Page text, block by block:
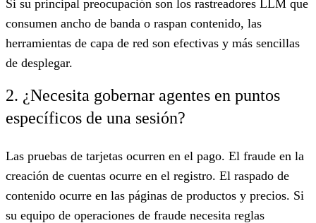
Si su principal preocupación son los rastreadores LLM que
consumen ancho de banda o raspan contenido, las
herramientas de capa de red son efectivas y más sencillas
de desplegar.
2. ¿Necesita gobernar agentes en puntos
específicos de una sesión?
Las pruebas de tarjetas ocurren en el pago. El fraude en la
creación de cuentas ocurre en el registro. El raspado de
contenido ocurre en las páginas de productos y precios. Si
su equipo de operaciones de fraude necesita reglas